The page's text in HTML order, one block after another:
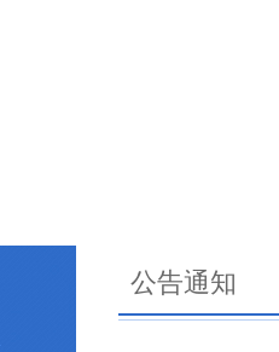
公告通知